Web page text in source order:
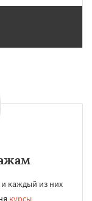
каждый из них
курсы